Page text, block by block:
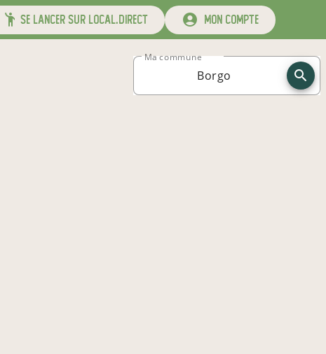
se lancer sur local.direct mon compte
Ma commune